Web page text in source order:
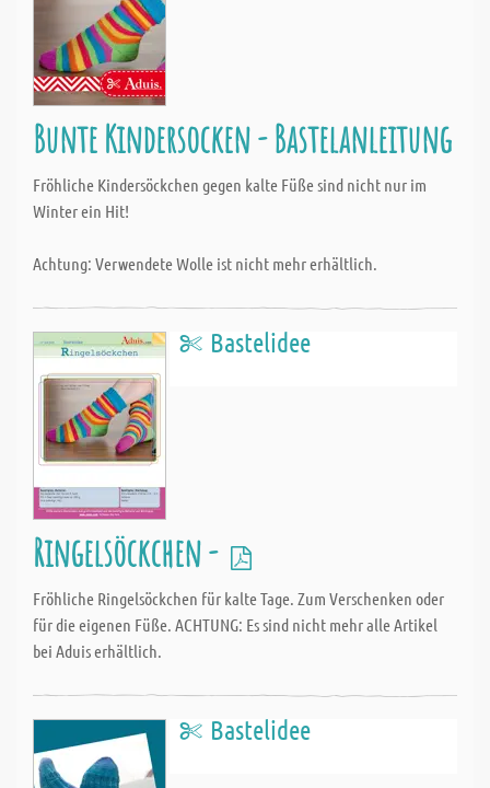
Bunte Kindersocken - Bastelanleitung
Fröhliche Kindersöckchen gegen kalte Füße sind nicht nur im
Winter ein Hit!
Achtung: Verwendete Wolle ist nicht mehr erhältlich.
Bastelidee
Ringelsöckchen -
Fröhliche Ringelsöckchen für kalte Tage. Zum Verschenken oder
für die eigenen Füße. ACHTUNG: Es sind nicht mehr alle Artikel
bei Aduis erhältlich.
Bastelidee